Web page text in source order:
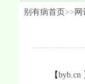
别有病首页>> 网
【byb.cn